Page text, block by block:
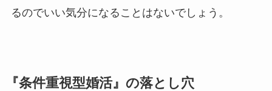
るのでいい気分になることはないでしょう。
『条件重視型婚活』の落とし穴